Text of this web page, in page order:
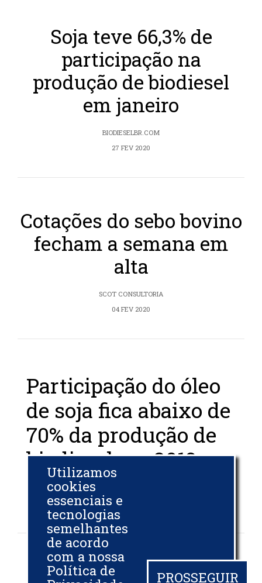
Soja teve 66,3% de
participação na
produção de biodiesel
em janeiro
BIODIESELBR.COM
27 FEV 2020
Cotações do sebo bovino
fecham a semana em
alta
SCOT CONSULTORIA
04 FEV 2020
Participação do óleo
de soja fica abaixo de
70% da produção de
biodiesel em 2019
BIODIESELBR.COM
30 JAN 2020
Utilizamos
cookies
essenciais e
tecnologias
semelhantes
de acordo
com a nossa
Política de
PROSSEGUIR